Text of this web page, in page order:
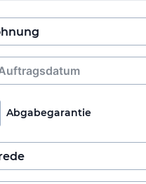
Abgabegarantie